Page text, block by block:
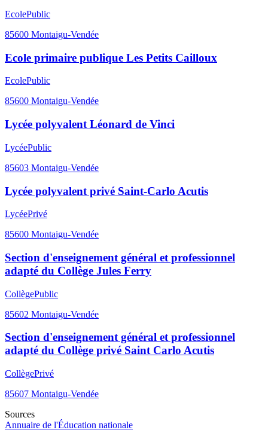
EcolePublic
85600 Montaigu-Vendée
Ecole primaire publique Les Petits Cailloux
EcolePublic
85600 Montaigu-Vendée
Lycée polyvalent Léonard de Vinci
LycéePublic
85603 Montaigu-Vendée
Lycée polyvalent privé Saint-Carlo Acutis
LycéePrivé
85600 Montaigu-Vendée
Section d'enseignement général et professionnel
adapté du Collège Jules Ferry
CollègePublic
85602 Montaigu-Vendée
Section d'enseignement général et professionnel
adapté du Collège privé Saint Carlo Acutis
CollègePrivé
85607 Montaigu-Vendée
Sources
Annuaire de l'Éducation nationale